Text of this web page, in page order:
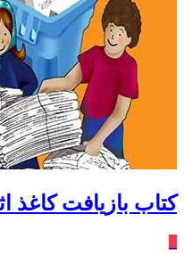
کتاب بازیافت کاغذ